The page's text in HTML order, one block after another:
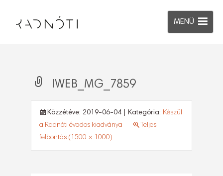
MENÜ
IWEB_MG_7859
Közzétéve: 2019-06-04 | Kategória: Készül
a Radnóti évados kiadványa
Teljes
felbontás (1500 × 1000)